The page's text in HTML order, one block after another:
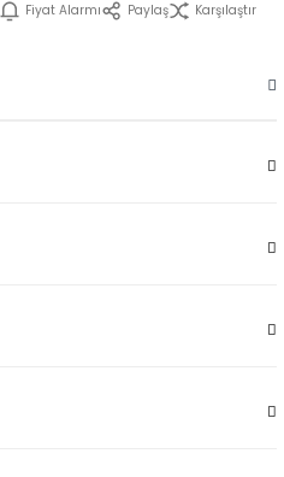
Fiyat Alarmı Paylaş Karşılaştır